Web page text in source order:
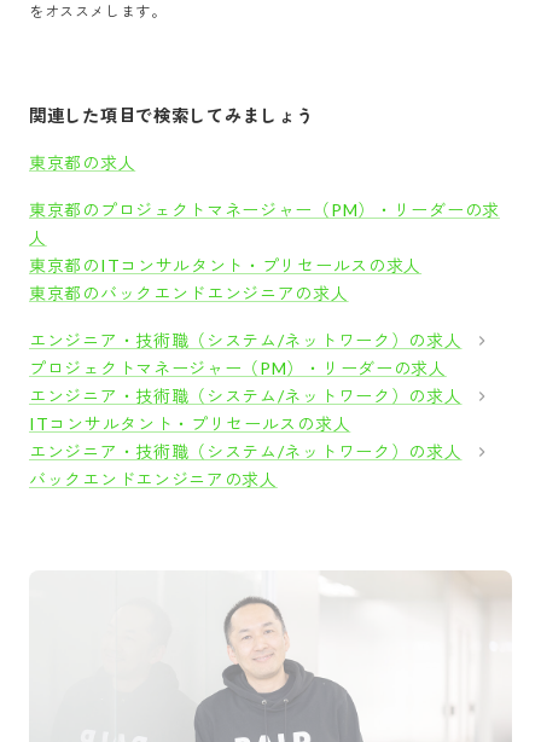
をオススメします。
関連した項目で検索してみましょう
東京都の求人
東京都のプロジェクトマネージャー（PM）・リーダーの求
人
東京都のITコンサルタント・プリセールスの求人
東京都のバックエンドエンジニアの求人
エンジニア・技術職（システム/ネットワーク）の求人
プロジェクトマネージャー（PM）・リーダーの求人
エンジニア・技術職（システム/ネットワーク）の求人
ITコンサルタント・プリセールスの求人
エンジニア・技術職（システム/ネットワーク）の求人
バックエンドエンジニアの求人